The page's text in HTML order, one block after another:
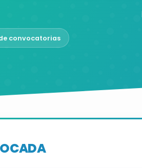
convocatorias